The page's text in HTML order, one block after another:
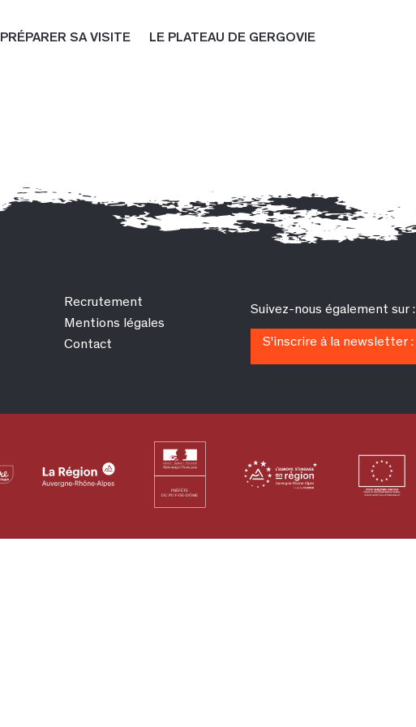
PRÉPARER SA VISITE LE PLATEAU DE GERGOVIE
Recrutement
Mentions légales
Contact
Suivez-nous également sur :
S'inscrire à la newsletter :